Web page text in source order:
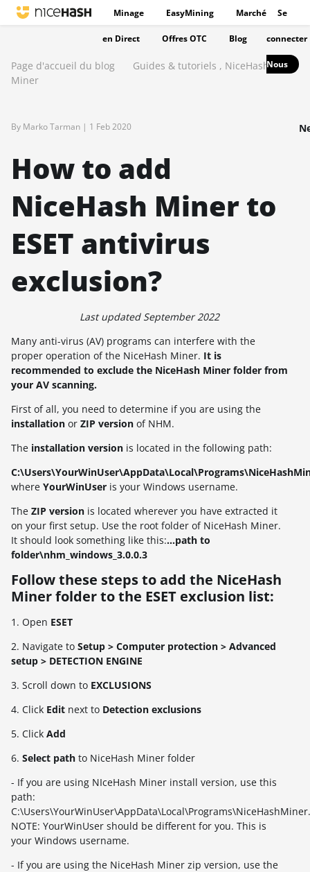
Minage EasyMining Marché
en Direct Offres OTC Blog
Se
connecter
Nous
Page d'accueil du blog Guides & tutoriels , NiceHash
Miner
By Marko Tarman | 1 Feb 2020
How to add
NiceHash Miner to
ESET antivirus
exclusion?
Last updated September 2022
Many anti-virus (AV) programs can interfere with the
proper operation of the NiceHash Miner. It is
recommended to exclude the NiceHash Miner folder from
your AV scanning.
First of all, you need to determine if you are using the
installation or ZIP version of NHM.
The installation version is located in the following path:
where YourWinUser is your Windows username.
The ZIP version is located wherever you have extracted it
on your first setup. Use the root folder of NiceHash Miner.
It should look something like this:...path to
folder\nhm_windows_3.0.0.3
Follow these steps to add the NiceHash
Miner folder to the ESET exclusion list:
1. Open ESET
2. Navigate to Setup > Computer protection > Advanced
setup > DETECTION ENGINE
3. Scroll down to EXCLUSIONS
4. Click Edit next to Detection exclusions
5. Click Add
6. Select path to NiceHash Miner folder
- If you are using NIceHash Miner install version, use this
path:
C:\Users\YourWinUser\AppData\Local\Programs\NiceHashMiner.
NOTE: YourWinUser should be different for you. This is
your Windows username.
- If you are using the NiceHash Miner zip version, use the